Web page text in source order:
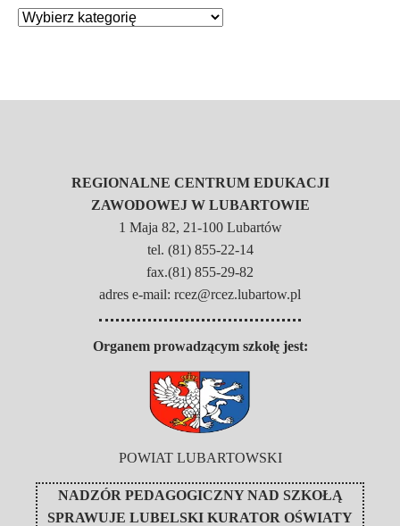
REGIONALNE CENTRUM EDUKACJI
ZAWODOWEJ W LUBARTOWIE
1 Maja 82, 21-100 Lubartów
tel. (81) 855-22-14
fax.(81) 855-29-82
adres e-mail: rcez@rcez.lubartow.pl
Organem prowadzącym szkołę jest:
POWIAT LUBARTOWSKI
NADZÓR PEDAGOGICZNY NAD SZKOŁĄ
SPRAWUJE LUBELSKI KURATOR OŚWIATY